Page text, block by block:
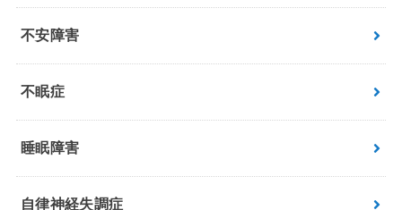
不安障害
不眠症
睡眠障害
自律神経失調症